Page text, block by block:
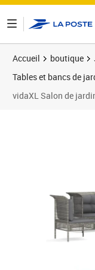
Accueil boutique
Tables et bancs de
vidaXL Salon de